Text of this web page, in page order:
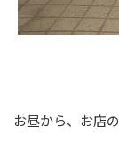
お昼から、お店